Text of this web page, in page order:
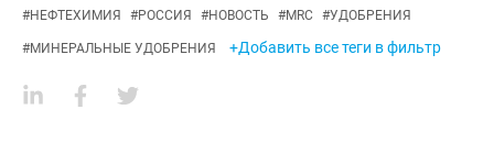
#НЕФТЕХИМИЯ #РОССИЯ #НОВОСТЬ #MRC #УДОБРЕНИЯ
#МИНЕРАЛЬНЫЕ УДОБРЕНИЯ +Добавить все теги в фильтр